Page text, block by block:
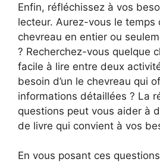
Enfin, réfléchissez à vos
lecteur. Aurez-vous le temps
chevreau en entier ou
? Recherchez-vous quelque
facile à lire entre deux
besoin d’un le chevreau qui
informations détaillées ? La
questions peut vous aider à
de livre qui convient à vos
En vous posant ces